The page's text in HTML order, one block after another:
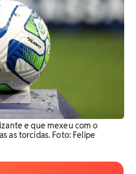
e que mexeu com o
as torcidas. Foto: Felipe